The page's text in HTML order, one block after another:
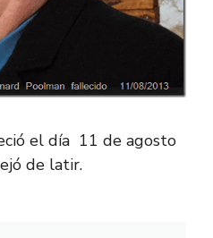
el día 11 de agosto
de latir.